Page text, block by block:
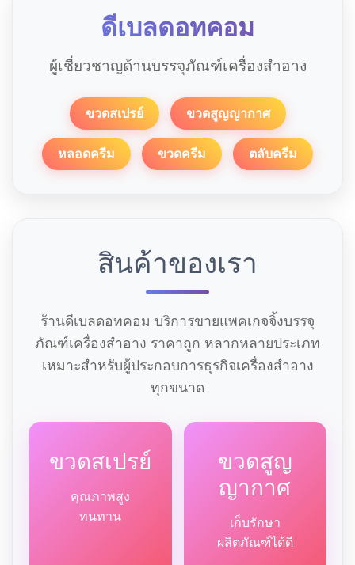
ดีเบลดอทคอม
ผู้เชี่ยวชาญด้านบรรจุภัณฑ์เครื่องสำอาง
ขวดสเปรย์ ขวดสูญญากาศ
หลอดครีม ขวดครีม ตลับครีม
สินค้าของเรา
ร้านดีเบลดอทคอม บริการขายแพคเกจจิ้งบรรจุ
ภัณฑ์เครื่องสำอาง ราคาถูก หลากหลายประเภท
เหมาะสำหรับผู้ประกอบการธุรกิจเครื่องสำอาง
ทุกขนาด
ขวดสเปรย์
คุณภาพสูง
ทนทาน
ขวดสูญ
ญากาศ
เก็บรักษา
ผลิตภัณฑ์ได้ดี